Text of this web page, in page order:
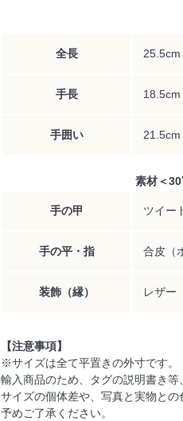
全長 25.5cm
手長 18.5cm
手囲い 21.5cm
素材＜
手の甲 ツイー
手の平・指 合皮（
装飾（縁） レザー
【注意事項】
※サイズは全て平置きの外寸です。
輸入商品のため、タグの説明書き等
サイズの個体差や、写真と実物との
予めご了承ください。